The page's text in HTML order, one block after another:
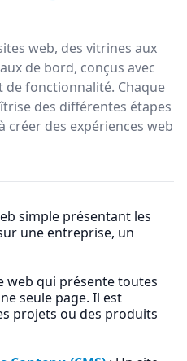
web, des vitrines aux
de bord, conçus avec
de fonctionnalité. Chaque
des différentes étapes
créer des expériences web
simple présentant les
une entreprise, un
web qui présente toutes
seule page. Il est
projets ou des produits